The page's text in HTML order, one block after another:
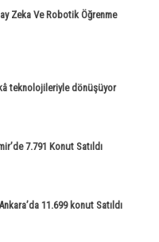
Zeka Ve Robotik Öğrenme
teknolojileriyle dönüşüyor
7.791 Konut Satıldı
11.699 konut Satıldı